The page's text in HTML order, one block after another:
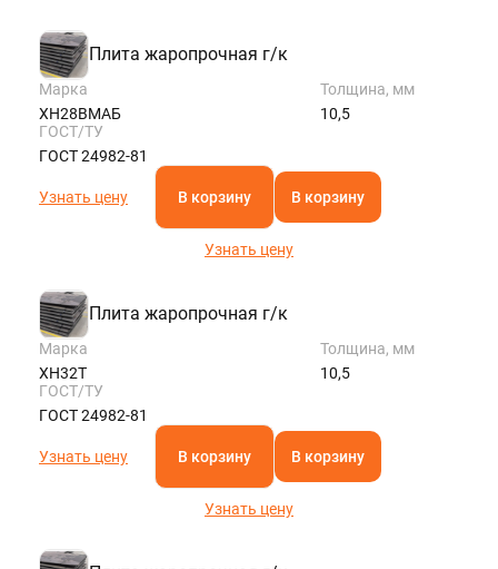
Плита жаропрочная г/к
Марка
ХН28ВМАБ
Толщина, мм
10,5
ГОСТ/ТУ
ГОСТ 24982-81
Узнать цену В корзину В корзину
Узнать цену
Плита жаропрочная г/к
Марка
ХН32Т
Толщина, мм
10,5
ГОСТ/ТУ
ГОСТ 24982-81
Узнать цену В корзину В корзину
Узнать цену